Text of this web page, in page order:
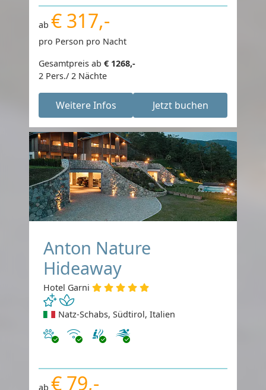
ab € 317,-
pro Person pro Nacht
Gesamtpreis ab € 1268,-
2 Pers./ 2 Nächte
Weitere Infos Jetzt buchen
Anton Nature
Hideaway
Hotel Garni
Natz-Schabs, Südtirol, Italien
Haustiere erlaubt
Internet
ab € 79,-